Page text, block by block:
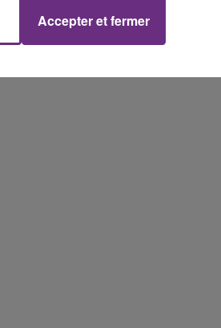
POP
Accepter et fermer